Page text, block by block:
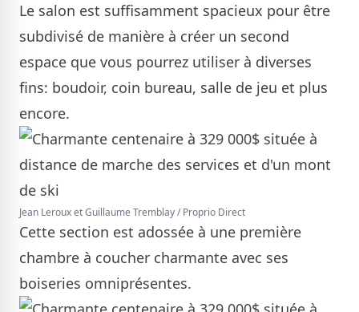
Le salon est suffisamment spacieux pour être
subdivisé de manière à créer un second
espace que vous pourrez utiliser à diverses
fins: boudoir, coin bureau, salle de jeu et plus
encore.
Jean Leroux et Guillaume Tremblay / Proprio Direct
Cette section est adossée à une première
chambre à coucher charmante avec ses
boiseries omniprésentes.